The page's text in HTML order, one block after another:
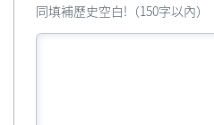
同填補歷史空白!（150字以內）